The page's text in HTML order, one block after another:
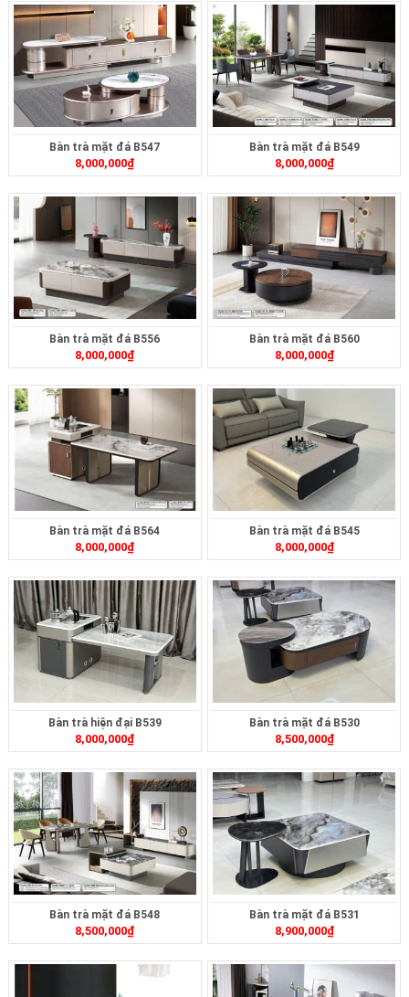
Bàn trà mặt đá B547
8,000,000₫
Bàn trà mặt đá B549
8,000,000₫
Bàn trà mặt đá B556
8,000,000₫
Bàn trà mặt đá B560
8,000,000₫
Bàn trà mặt đá B564
8,000,000₫
Bàn trà mặt đá B545
8,000,000₫
Bàn trà hiện đại B539
8,000,000₫
Bàn trà mặt đá B530
8,500,000₫
Bàn trà mặt đá B548
8,500,000₫
Bàn trà mặt đá B531
8,900,000₫